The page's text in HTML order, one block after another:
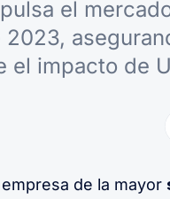
el
el impacto de
de la mayor